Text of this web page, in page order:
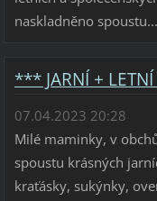
naskladněno spoustu...
*** JARNÍ +
07.04.2023 20:28
Milé maminky, v
spoustu krásných
kraťásky, sukýnky,